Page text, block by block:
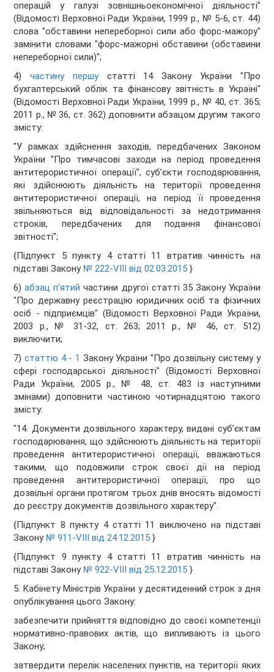
операцій у галузі зовнішньоекономічної діяльності"
(Відомості Верховної Ради України, 1999 р., № 5-6, ст. 44)
слова "обставини непереборної сили або форс-мажору"
замінити словами "форс-мажорні обставини (обставини
непереборної сили)";
4)частину першустатті 14 Закону України "Про
бухгалтерський облік та фінансову звітність в Україні"
(Відомості Верховної Ради України, 1999 р., № 40, ст. 365;
2011 р., № 36, ст. 362) доповнити абзацом другим такого
змісту:
"У рамках здійснення заходів, передбачених Законом
України "Про тимчасові заходи на період проведення
антитерористичної операції", суб’єкти господарювання,
які здійснюють діяльність на території проведення
антитерористичної операції, на період її проведення
звільняються від відповідальності за недотримання
строків, передбачених для подання фінансової
звітності";
{Підпункт 5 пункту 4 статті 11 втратив чинність на
підставі Закону № 222-VIII від 02.03.2015 }
6)абзац п’ятий частини другої статті 35 Закону України
"Про державну реєстрацію юридичних осіб та фізичних
осіб - підприємців" (Відомості Верховної Ради України,
2003 р., № 31-32, ст. 263; 2011 р., № 46, ст. 512)
виключити;
7)статтю 4- 1 Закону України "Про дозвільну систему у
сфері господарської діяльності" (Відомості Верховної
Ради України, 2005 р., № 48, ст. 483 із наступними
змінами) доповнити частиною чотирнадцятою такого
змісту:
"14. Документи дозвільного характеру, видані суб’єктам
господарювання, що здійснюють діяльність на території
проведення антитерористичної операції, вважаються
такими, що подовжили строк своєї дії на період
проведення антитерористичної операції, про що
дозвільні органи протягом трьох днів вносять відомості
до реєстру документів дозвільного характеру".
{Підпункт 8 пункту 4 статті 11 виключено на підставі
Закону № 911-VIII від 24.12.2015 }
{Підпункт 9 пункту 4 статті 11 втратив чинність на
підставі Закону № 922-VIII від 25.12.2015 }
5. Кабінету Міністрів України у десятиденний строк з дня
опублікування цього Закону:
забезпечити прийняття відповідно до своєї компетенції
нормативно-правових актів, що випливають із цього
Закону;
затвердити перелік населених пунктів, на території яких